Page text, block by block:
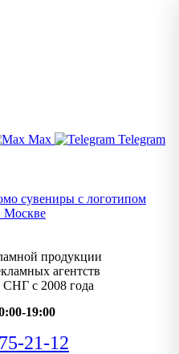
Max
Telegram
продукции
агентств
с 2008 года
19:00
21-12